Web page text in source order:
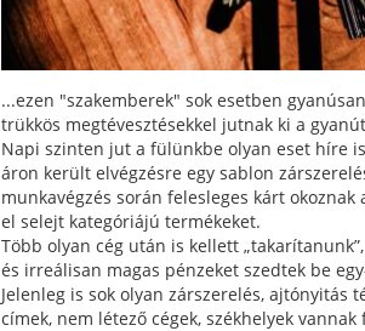
...ezen "szakemberek" sok esetben
trükkös megtévesztésekkel jutnak ki a
Napi szinten jut a fülünkbe olyan eset híre
áron került elvégzésre egy sablon
munkavégzés során felesleges kárt
el selejt kategóriájú termékeket.
Több olyan cég után is kellett
és irreálisan magas pénzeket szedtek be
Jelenleg is sok olyan zárszerelés, ajtónyitás
címek, nem létező cégek, székhelyek